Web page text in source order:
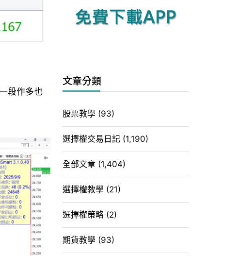
段作多也
文章分類
股票教學 (93)
選擇權交易日記 (1,190)
全部文章 (1,404)
選擇權教學 (21)
選擇權策略 (2)
期貨教學 (93)